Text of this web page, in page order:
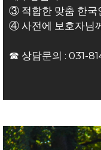
③ 적합한 맞춤 한국
④ 사전에 보호자님
☎ 상담문의 :031-